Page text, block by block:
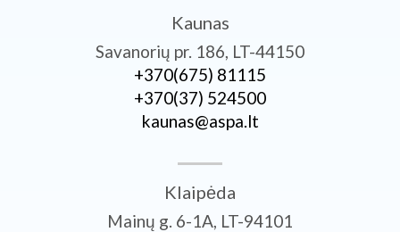
Kaunas
Savanorių pr. 186, LT-44150
+370­(675) 81115
+370­(37) 524500
kaunas@aspa.lt
Klaipėda
Mainų g. 6-1A, LT-94101